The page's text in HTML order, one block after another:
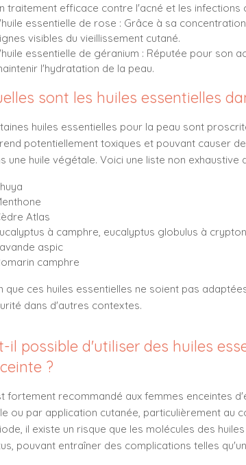
traitement efficace contre l'acné et les infections
essentielle de rose : Grâce à sa
visibles du vieillissement cutané.
essentielle de géranium : Réputée pour son
l'hydratation de la peau.
sont les huiles essentielles
huiles essentielles pour la peau sont
potentiellement toxiques et pouvant causer
une huile végétale. Voici une liste non
Atlas
à camphre, eucalyptus globulus à
aspic
camphre
que ces huiles essentielles ne soient pas
dans d'autres contextes.
il possible d'utiliser des huiles
?
fortement recommandé aux femmes enceintes
ou par application cutanée, particulièrement au
il existe un risque que les molécules des
pouvant entraîner des complications telles